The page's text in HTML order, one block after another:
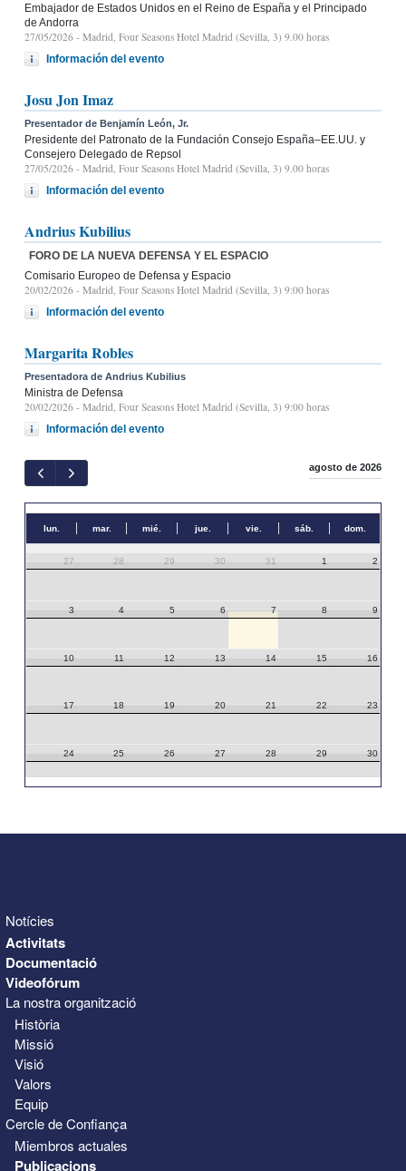
Embajador de Estados Unidos en el Reino de España y el Principado
de Andorra
27/05/2026 - Madrid, Four Seasons Hotel Madrid (Sevilla, 3) 9.00 horas
Información del evento
Josu Jon Imaz
Presentador de Benjamín León, Jr.
Presidente del Patronato de la Fundación Consejo España–EE.UU. y
Consejero Delegado de Repsol
27/05/2026 - Madrid, Four Seasons Hotel Madrid (Sevilla, 3) 9.00 horas
Información del evento
Andrius Kubilius
FORO DE LA NUEVA DEFENSA Y EL ESPACIO
Comisario Europeo de Defensa y Espacio
20/02/2026 - Madrid, Four Seasons Hotel Madrid (Sevilla, 3) 9:00 horas
Información del evento
Margarita Robles
Presentadora de Andrius Kubilius
Ministra de Defensa
20/02/2026 - Madrid, Four Seasons Hotel Madrid (Sevilla, 3) 9:00 horas
Información del evento
agosto de 2026
lun. mar. mié. jue. vie. sáb. dom.
27 28 29 30 31 1 2
3 4 5 6 7 8 9
10 11 12 13 14 15 16
17 18 19 20 21 22 23
24 25 26 27 28 29 30
Notícies
Activitats
Documentació
Videofórum
La nostra organització
Història
Missió
Visió
Valors
Equip
Cercle de Confiança
Miembros actuales
Publicacions